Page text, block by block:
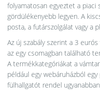
folyamatosan egyeztet a piaci
gördülékenyebb legyen. A
posta, a futárszolgálat vagy a
Az új szabály szerint a 3
az egy csomagban található
A termékkategóriákat a
például egy webáruházból
fülhallgatót rendel